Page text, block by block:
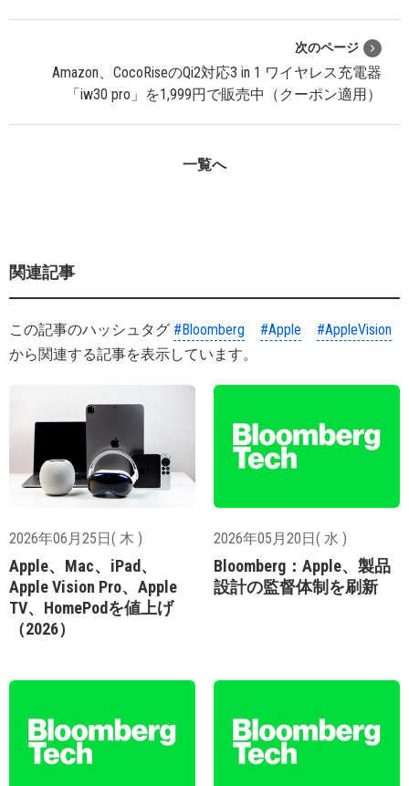
次のページ
Amazon、CocoRiseのQi2対応3 in 1 ワイヤレス充電器
「iw30 pro」を1,999円で販売中（クーポン適用）
一覧へ
関連記事
この記事のハッシュタグ #Bloomberg #Apple
#AppleVision
から関連する記事を表示しています。
2026年06月25日( 木 )
Apple、Mac、iPad、
Apple Vision Pro、Apple
TV、HomePodを値上げ
（2026）
2026年05月20日( 水 )
Bloomberg：Apple、製品
設計の監督体制を刷新